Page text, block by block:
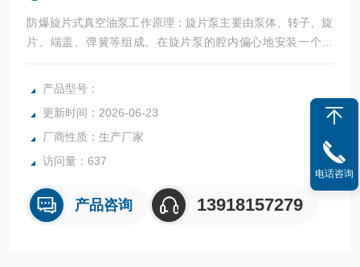
防爆旋片式真空油泵工作原理：旋片泵主要由泵体、转子、旋
片、端盖、弹簧等组成。在旋片泵的腔内偏心地安装一个转
子，转子外圆与泵腔内表面相切 (二者有很小的间隙)，转子槽
内装有带弹簧的二个旋片。旋转时，靠离心力和弹簧的张力使
旋片顶端与泵腔的内壁保持接触，转子旋转带动旋片沿泵腔内
壁滑动。
产品型号：
更新时间：2026-06-23
厂商性质：生产厂家
访问量：637
产品咨询 13918157279
电话咨询